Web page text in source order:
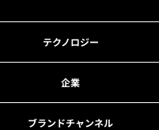
テクノロジー
企業
ブランドチャンネル